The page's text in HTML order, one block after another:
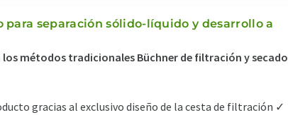
separación sólido-líquido y desarrollo a
métodos tradicionales Büchner de filtración y secado
gracias al exclusivo diseño de la cesta de filtración ✓